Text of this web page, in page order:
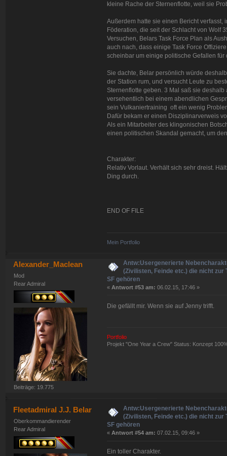
kleine Rache der Sternenflotte, weil sie
Außerdem hatte sie einen Bericht
Föderation, die seit der Schlacht von Wolf
Versuchen, Belars Task Force Plan als
auch nach, dass einige Task Force
scheinbar um einige politische Gefallen für
Sie dachte, Belar persönlich würde
der Station rum, und versucht Leute zu
Sternenflotte geben. 3 Mal saß sie
versehentlich bei einem abendlichen
sein Vulkaniertraining oft ein wenig
Dafür bekam er einen Disziplinarverweis
Als ein Mitarbeiter des klingonischen
einen politischen Skandal gemacht, um
Charakter:
Relativ Vorlaut. Verhält sich sehr dreist.
Ding durch.
END OF FILE
Mein Portfolio
Alexander_Maclean
Mod
Rear Admiral
Beiträge: 19.775
Antw:Usergenerierte
(Zivilisten, Feinde etc.) die nicht zur
SF gehören
« Antwort #53 am: 06.02.15, 17:46 »
Die gefällt mir. Wenn sie auf Jenny trifft.
Portfolio
Projekt "One Year a Crew" Status: Konzept
Fleetadmiral J.J. Belar
Oberkommandierender
Rear Admiral
Antw:Usergenerierte
(Zivilisten, Feinde etc.) die nicht zur
SF gehören
« Antwort #54 am: 07.02.15, 09:46 »
Ein toller Charakter.